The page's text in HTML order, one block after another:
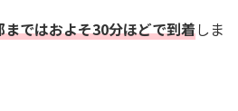
まではおよそ30分ほどで到着しま